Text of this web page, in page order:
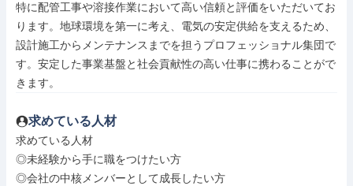
特に配管工事や溶接作業において高い信頼と評価をいただいてお
ります。地球環境を第一に考え、電気の安定供給を支えるため、
設計施工からメンテナンスまでを担うプロフェッショナル集団で
す。安定した事業基盤と社会貢献性の高い仕事に携わることがで
きます。
求めている人材
求めている人材
◎未経験から手に職をつけたい方
◎会社の中核メンバーとして成長したい方